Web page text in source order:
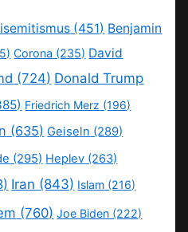
(451) Benjamin
Corona (235) David
(724) Donald Trump
Friedrich Merz (196)
(635) Geiseln (289)
(295) Heplev (263)
Iran (843) Islam (216)
(760) Joe Biden (222)